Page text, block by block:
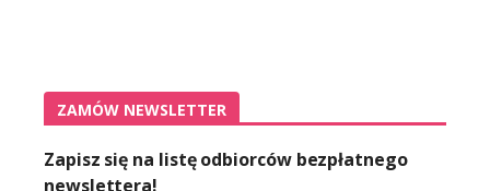
ZAMÓW NEWSLETTER
Zapisz się na listę odbiorców bezpłatnego
newslettera!